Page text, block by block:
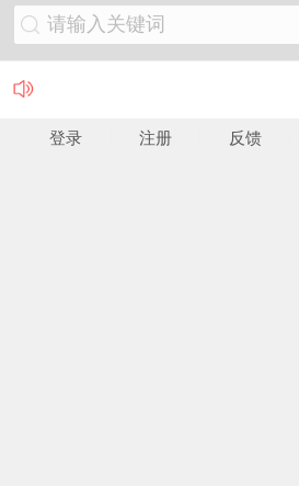
请输入关键词
登录 注册 反馈